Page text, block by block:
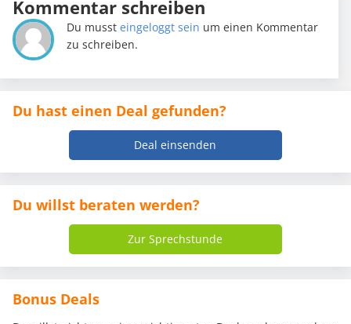
Kommentar schreiben
Du mussteingeloggt sein um einen Kommentar
zu schreiben.
Du hast einen Deal gefunden?
Deal einsenden
Du willst beraten werden?
Zur Sprechstunde
Bonus Deals